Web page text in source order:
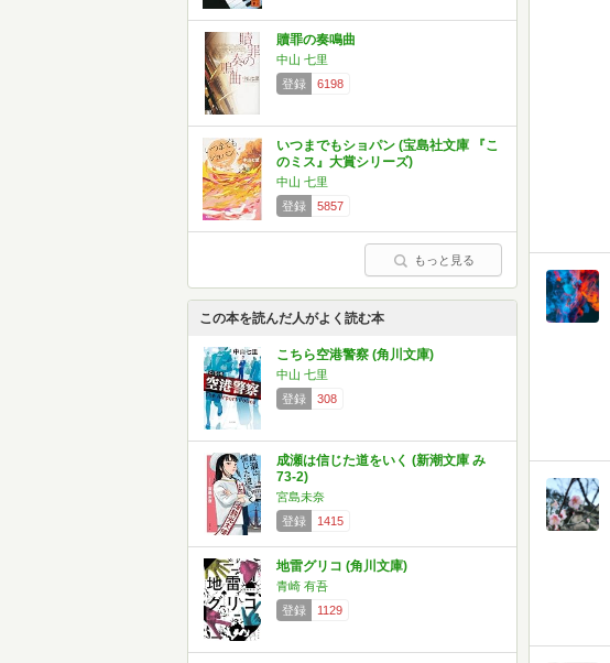
贖罪の奏鳴曲
中山 七里
登録
6198
いつまでもショパン (宝島社文庫 『こ
のミス』大賞シリーズ)
中山 七里
登録
5857
もっと見る
この本を読んだ人がよく読む本
こちら空港警察 (角川文庫)
中山 七里
登録
308
成瀬は信じた道をいく (新潮文庫 み
73-2)
宮島未奈
登録
1415
地雷グリコ (角川文庫)
青崎 有吾
登録
1129